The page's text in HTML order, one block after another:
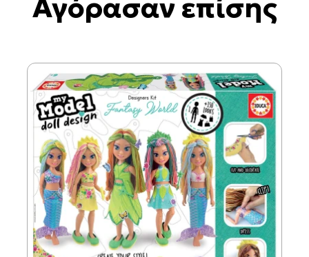
Αγόρασαν επίσης